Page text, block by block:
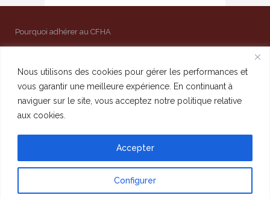
Nous utilisons des cookies pour gérer les performances et
vous garantir une meilleure expérience. En continuant à
naviguer sur le site, vous acceptez notre politique relative
aux cookies.
Configurer
Accepter
Pourquoi adhérer au CFHA
Contact
Admin